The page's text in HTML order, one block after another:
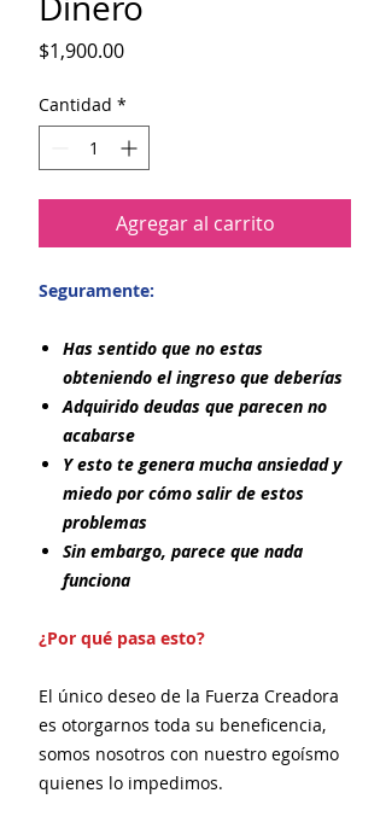
$1,900.00Precio
Cantidad *
Agregar al carrito
Seguramente:
Has sentido que no estas
obteniendo el ingreso que deberías
Adquirido deudas que parecen no
acabarse
Y esto te genera mucha ansiedad y
miedo por cómo salir de estos
problemas
Sin embargo, parece que nada
funciona
¿Por qué pasa esto?
El único deseo de la Fuerza Creadora
es otorgarnos toda su beneficencia,
somos nosotros con nuestro egoísmo
quienes lo impedimos.